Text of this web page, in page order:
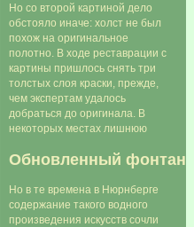
Но со второй картиной дело
обстояло иначе: холст не был
похож на оригинальное
полотно. В ходе реставрации с
картины пришлось снять три
толстых слоя краски, прежде,
чем экспертам удалось
добраться до оригинала. В
некоторых местах лишнюю
Обновленный фонтан
Но в те времена в Нюрнберге
содержание такого водного
произведения искусств сочли